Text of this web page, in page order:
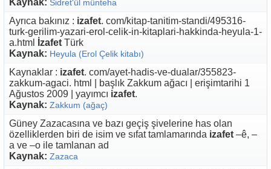
Kaynak: Sidret'ül münteha
Ayrıca bakınız : izafet. com/kitap-tanitim-standi/495316-
turk-gerilim-yazari-erol-celik-in-kitaplari-hakkinda-heyula-1-
a.html
İzafet Türk
Kaynak: Heyula (Erol Çelik kitabı)
Kaynaklar : izafet. com/ayet-hadis-ve-dualar/355823-
zakkum-agaci. html | başlık Zakkum ağacı | erişimtarihi 1
Ağustos 2009 | yayımcı izafet.
Kaynak: Zakkum (ağaç)
Güney Zazacasına ve bazı geçiş şivelerine has olan
özelliklerden biri de isim ve sıfat tamlamarında izafet –ê, –
a ve –o ile tamlanan ad
Kaynak: Zazaca